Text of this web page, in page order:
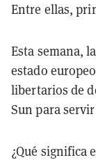
Entre ellas,
Esta semana,
estado
libertarios de
Sun para
¿Qué significa